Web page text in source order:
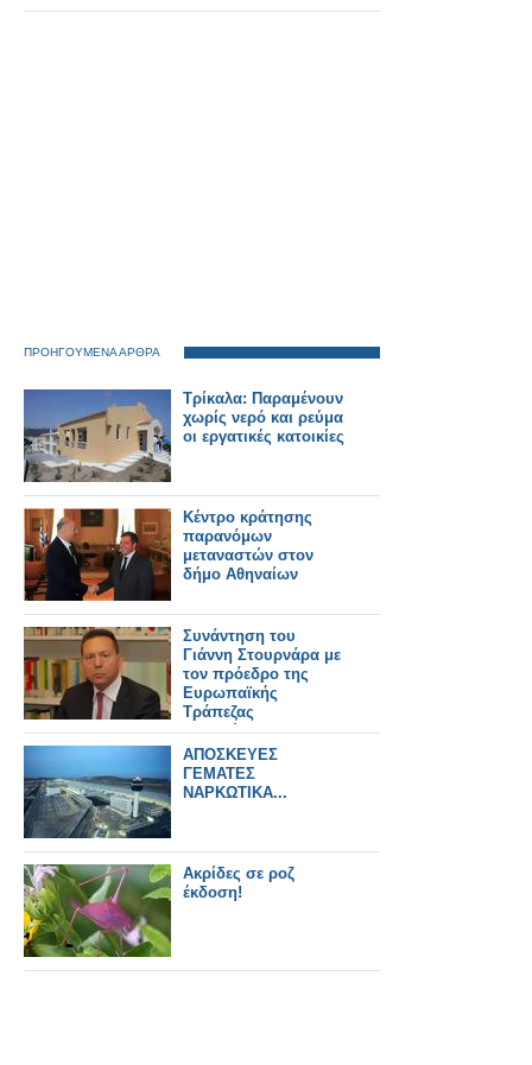
ΠΡΟΗΓΟΥΜΕΝΑ ΑΡΘΡΑ
Τρίκαλα: Παραμένουν
χωρίς νερό και ρεύμα
οι εργατικές κατοικίες
Κέντρο κράτησης
παρανόμων
μεταναστών στον
δήμο Αθηναίων
Συνάντηση του
Γιάννη Στουρνάρα με
τον πρόεδρο της
Ευρωπαϊκής
Τράπεζας
Επενδύσεων
ΑΠΟΣΚΕΥΕΣ
ΓΕΜΑΤΕΣ
ΝΑΡΚΩΤΙΚΑ...
Ακρίδες σε ροζ
έκδοση!